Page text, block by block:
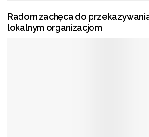
Radom zachęca do
lokalnym organizacjom